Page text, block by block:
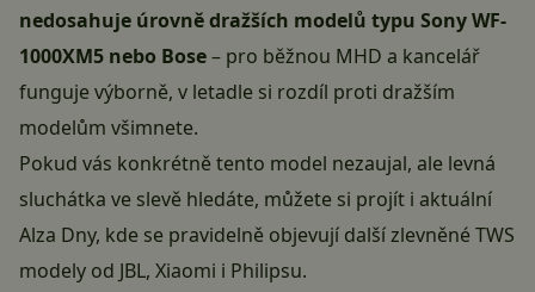
nedosahuje úrovně dražších modelů typu Sony WF-
1000XM5 nebo Bose– pro běžnou MHD a kancelář
funguje výborně, v letadle si rozdíl proti dražším
modelům všimnete.
Pokud vás konkrétně tento model nezaujal, ale levná
sluchátka ve slevě hledáte, můžete si projít i aktuální
Alza Dny, kde se pravidelně objevují další zlevněné TWS
modely od JBL, Xiaomi i Philipsu.